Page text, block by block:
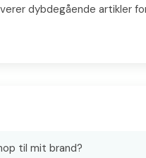
dybdegående artikler
til mit brand?